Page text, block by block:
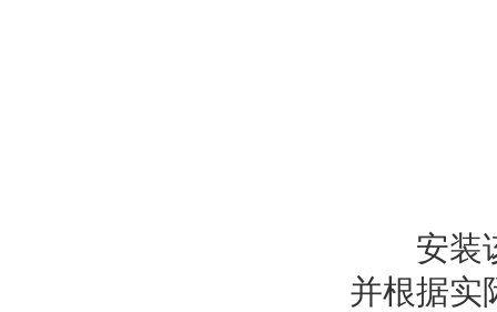
安装该
并根据实